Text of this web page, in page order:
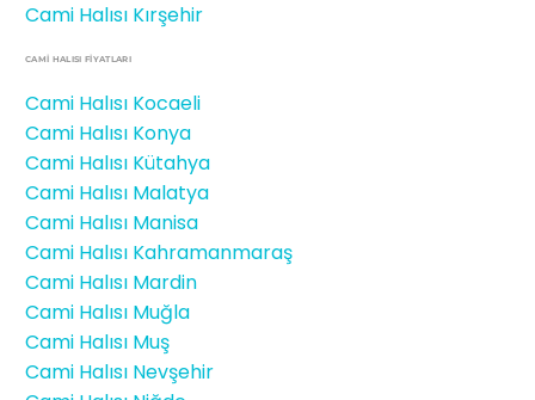
Cami Halısı Kırşehir
CAMİ HALISI FIYATLARI
Cami Halısı Kocaeli
Cami Halısı Konya
Cami Halısı Kütahya
Cami Halısı Malatya
Cami Halısı Manisa
Cami Halısı Kahramanmaraş
Cami Halısı Mardin
Cami Halısı Muğla
Cami Halısı Muş
Cami Halısı Nevşehir